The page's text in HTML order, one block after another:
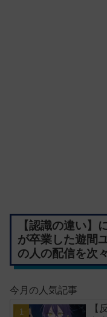
【認識の違い】
が卒業した遊間
の人の配信を次
今月の人気記事
【